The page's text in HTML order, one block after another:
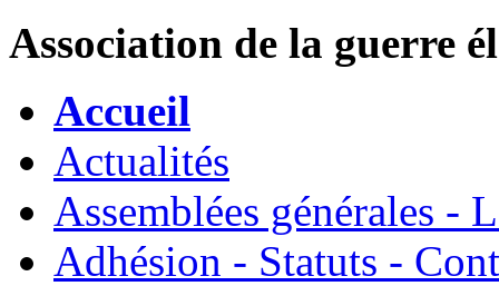
Association de la guerre
Accueil
Actualités
Assemblées générales -
Adhésion - Statuts -